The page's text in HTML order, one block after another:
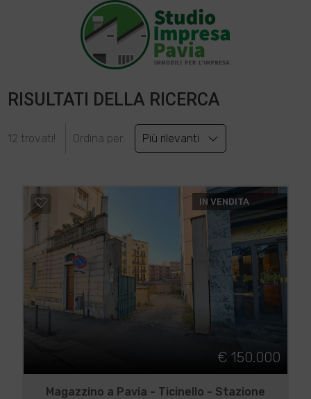
RISULTATI DELLA RICERCA
12 trovati! Ordina per: Più rilevanti
IN VENDITA
€ 150.000
Magazzino a Pavia - Ticinello - Stazione